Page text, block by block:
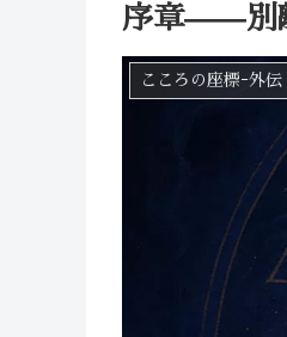
序章——別
こころの座標ｰ外伝